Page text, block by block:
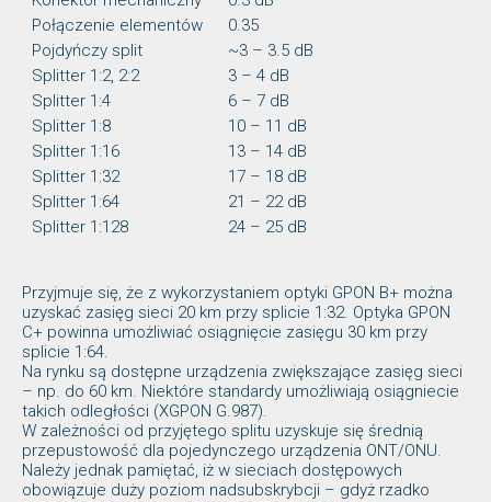
Połączenie elementów
0.35
Pojdyńczy split
~3 – 3.5 dB
Splitter 1:2, 2:2
3 – 4 dB
Splitter 1:4
6 – 7 dB
Splitter 1:8
10 – 11 dB
Splitter 1:16
13 – 14 dB
Splitter 1:32
17 – 18 dB
Splitter 1:64
21 – 22 dB
Splitter 1:128
24 – 25 dB
Przyjmuje się, że z wykorzystaniem optyki GPON B+ można
uzyskać zasięg sieci 20 km przy splicie 1:32. Optyka GPON
C+ powinna umożliwiać osiągnięcie zasięgu 30 km przy
splicie 1:64.
Na rynku są dostępne urządzenia zwiększające zasięg sieci
– np. do 60 km. Niektóre standardy umożliwiają osiągniecie
takich odległości (XGPON G.987).
W zależności od przyjętego splitu uzyskuje się średnią
przepustowość dla pojedynczego urządzenia ONT/ONU.
Należy jednak pamiętać, iż w sieciach dostępowych
obowiązuje duży poziom nadsubskrybcji – gdyż rzadko